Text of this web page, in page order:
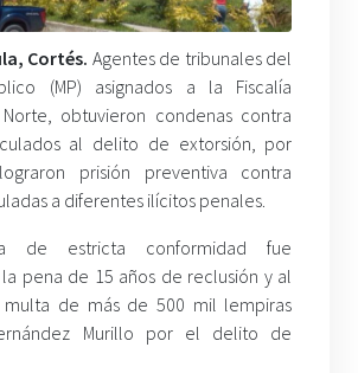
Cortés. Agentes de tribunales del
(MP) asignados a la Fiscalía
obtuvieron condenas contra
al delito de extorsión, por
prisión preventiva contra
a diferentes ilícitos penales.
de estricta conformidad fue
pena de 15 años de reclusión y al
de más de 500 mil lempiras
Murillo por el delito de